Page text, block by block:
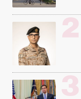
2
3